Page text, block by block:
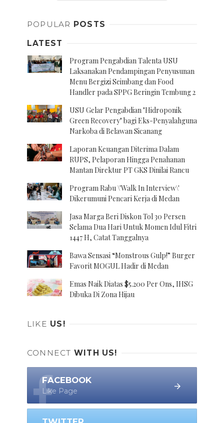
POPULAR POSTS
LATEST
Program Pengabdian Talenta USU
Laksanakan Pendampingan Penyusunan
Menu Bergizi Seimbang dan Food
Handler pada SPPG Beringin Tembung 2
USU Gelar Pengabdian "Hidroponik
Green Recovery" bagi Eks-Penyalahguna
Narkoba di Belawan Sicanang
Laporan Keuangan Diterima Dalam
RUPS, Pelaporan Hingga Penahanan
Mantan Direktur PT GKS Dinilai Rancu
Program Rabu \'Walk In Interview\'
Dikerumuni Pencari Kerja di Medan
Jasa Marga Beri Diskon Tol 30 Persen
Selama Dua Hari Untuk Momen Idul Fitri
1447 H, Catat Tanggalnya
Bawa Sensasi “Monstrous Gulp!” Burger
Favorit MOGUL Hadir di Medan
Emas Naik Diatas $5.200 Per Ons, IHSG
Dibuka Di Zona Hijau
LIKE US!
CONNECT WITH US!
FACEBOOK
Like Page